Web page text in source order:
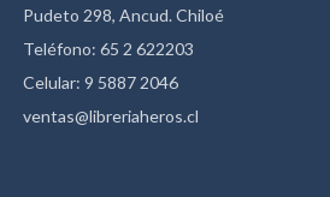
Pudeto 298, Ancud. Chiloé
Teléfono: 65 2 622203
Celular: 9 5887 2046
ventas@libreriaheros.cl